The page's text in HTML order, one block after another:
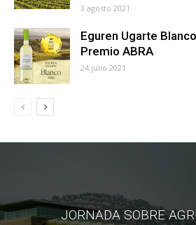
3 agosto 2021
Eguren Ugarte
Premio ABRA
24 julio 2021
JORNADA SOBRE